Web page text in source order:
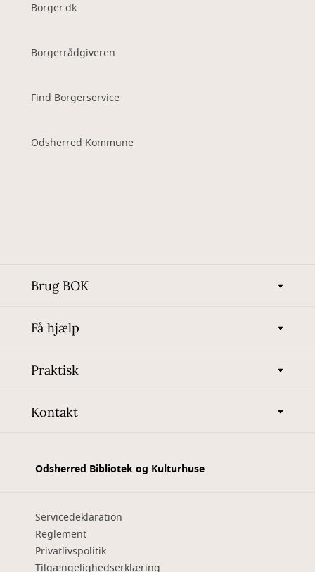
Borger.dk
Borgerrådgiveren
Find Borgerservice
Odsherred Kommune
Brug BOK
Få hjælp
Praktisk
Kontakt
Odsherred Bibliotek og Kulturhuse
Servicedeklaration
Reglement
Privatlivspolitik
Tilgængelighedserklæring